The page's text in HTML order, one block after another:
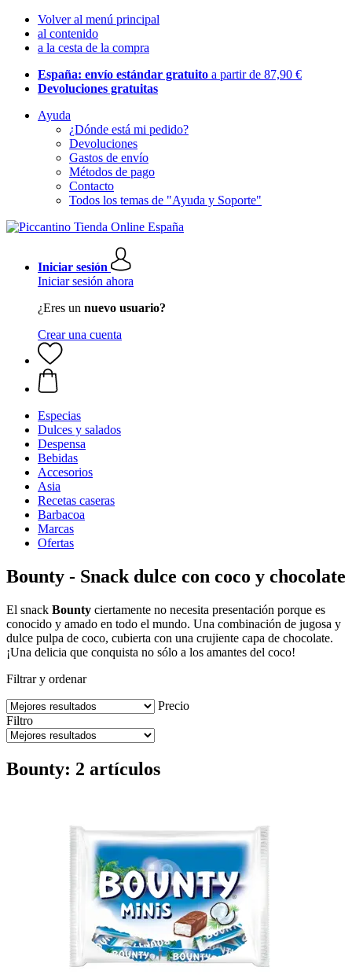
Volver al menú principal
al contenido
a la cesta de la compra
España: envío estándar gratuito a partir de 87,90 €
Devoluciones gratuitas
Ayuda
¿Dónde está mi pedido?
Devoluciones
Gastos de envío
Métodos de pago
Contacto
Todos los temas de "Ayuda y Soporte"
Iniciar sesión
Iniciar sesión ahora
¿Eres un nuevo usuario?
Crear una cuenta
Especias
Dulces y salados
Despensa
Bebidas
Accesorios
Asia
Recetas caseras
Barbacoa
Marcas
Ofertas
Bounty - Snack dulce con coco y chocolate
El snack Bounty ciertamente no necesita presentación porque es
conocido y amado en todo el mundo. Una combinación de jugosa y
dulce pulpa de coco, cubierta con una crujiente capa de chocolate.
¡Una delicia que conquista no sólo a los amantes del coco!
Filtrar y ordenar
Precio
Filtro
Bounty: 2 artículos